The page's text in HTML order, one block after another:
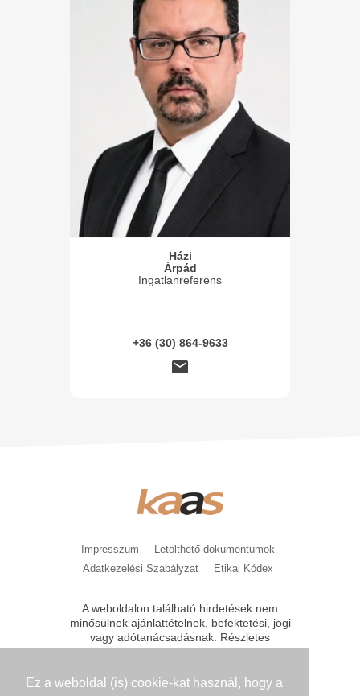
Ez a weboldal (is) cookie-kat használ, hogy a
Házi
Árpád
Ingatlanreferens
+36 (30) 864-9633
Impresszum
Letölthető dokumentumok
Adatkezelési Szabályzat
Etikai Kódex
A weboldalon található hirdetések nem
minősülnek ajánlattételnek, befektetési, jogi
vagy adótanácsadásnak. Részletes
tájékoztatást, feltételeket csak közvetlen
rendelkezésére. A kondíciók módosításának